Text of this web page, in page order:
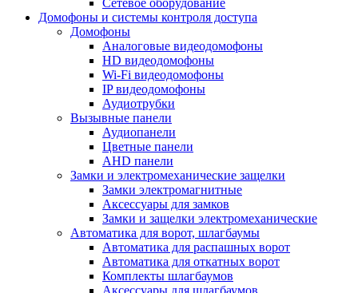
Сетевое оборудование
Домофоны и системы контроля доступа
Домофоны
Аналоговые видеодомофоны
HD видеодомофоны
Wi-Fi видеодомофоны
IP видеодомофоны
Аудиотрубки
Вызывные панели
Аудиопанели
Цветные панели
AHD панели
Замки и электромеханические защелки
Замки электромагнитные
Аксессуары для замков
Замки и защелки электромеханические
Автоматика для ворот, шлагбаумы
Автоматика для распашных ворот
Автоматика для откатных ворот
Комплекты шлагбаумов
Аксессуары для шлагбаумов